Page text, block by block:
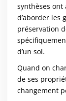
synthèses
d’aborder les
préservation
d’un sol.
Quand on
de ses
changement